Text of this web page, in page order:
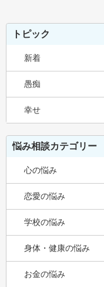
トピック
新着
愚痴
幸せ
悩み相談カテゴリー
心の悩み
恋愛の悩み
学校の悩み
身体・健康の悩み
お金の悩み